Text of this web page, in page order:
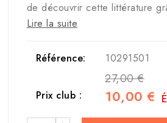
de découvrir cette littérature
Lire la suite
Référence: 10291501
27,00 €
Prix club : 10,00 €